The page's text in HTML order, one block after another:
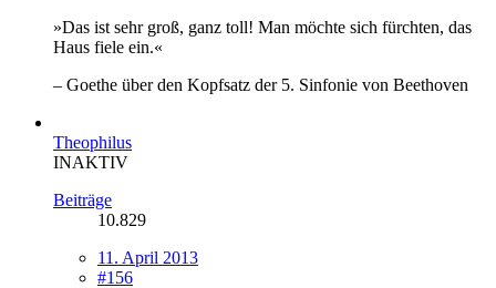
»Das ist sehr groß, ganz toll! Man möchte sich fürchten, das
Haus fiele ein.«
– Goethe über den Kopfsatz der 5. Sinfonie von Beethoven
Theophilus
INAKTIV
Beiträge
10.829
11. April 2013
#156